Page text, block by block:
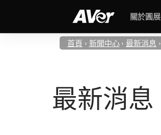
關於圓展
首頁 新聞中心 最新消息
最新消息